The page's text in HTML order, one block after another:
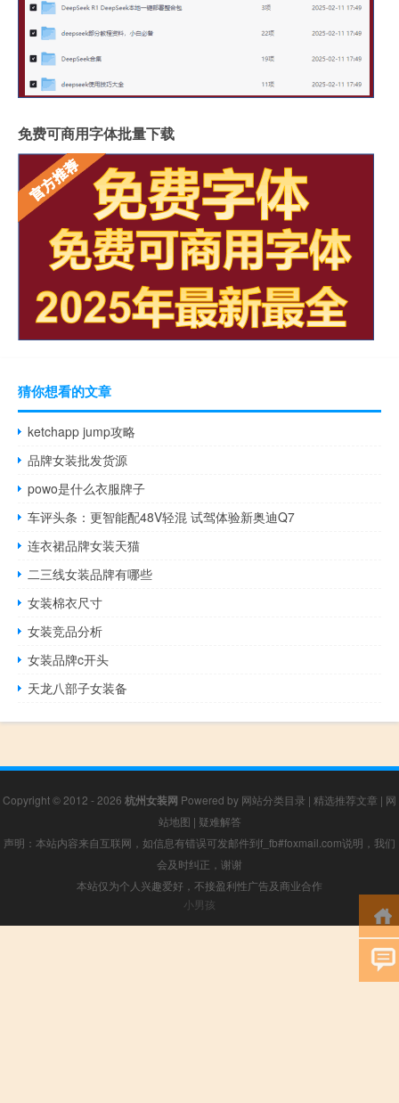
免费可商用字体批量下载
猜你想看的文章
ketchapp jump攻略
品牌女装批发货源
powo是什么衣服牌子
车评头条：更智能配48V轻混 试驾体验新奥迪Q7
连衣裙品牌女装天猫
二三线女装品牌有哪些
女装棉衣尺寸
女装竞品分析
女装品牌c开头
天龙八部子女装备
Copyright © 2012 - 2026 杭州女装网 Powered by 网站分类目录 | 精选推荐文章 | 网
站地图 | 疑难解答
声明：本站内容来自互联网，如信息有错误可发邮件到f_fb#foxmail.com说明，我们
会及时纠正，谢谢
本站仅为个人兴趣爱好，不接盈利性广告及商业合作
小男孩